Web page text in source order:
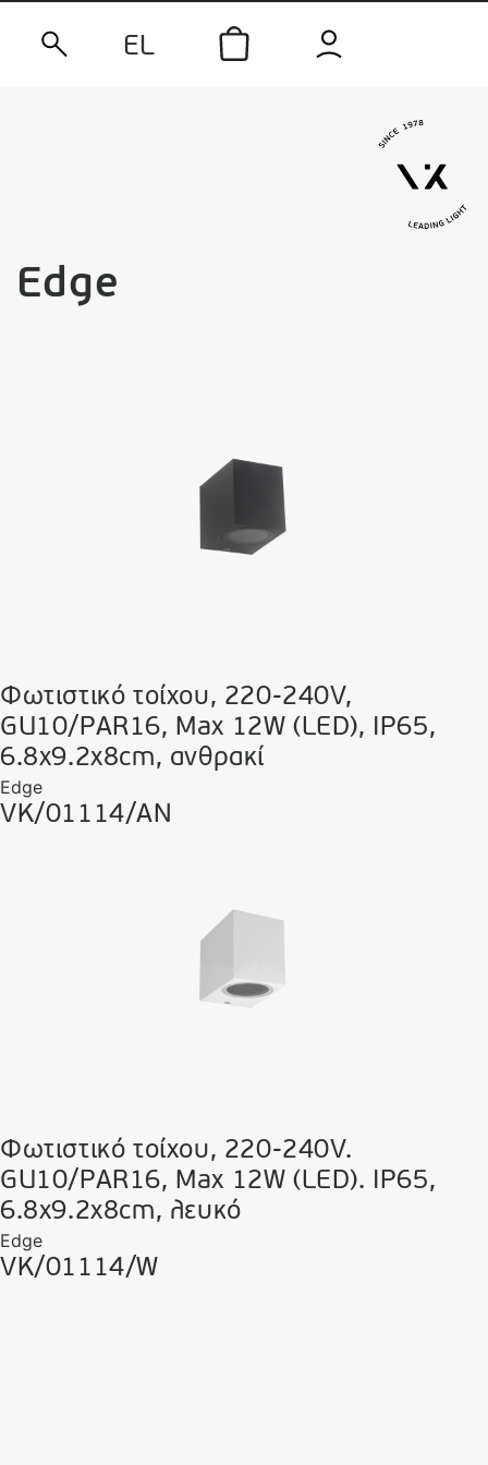
EL
Edge
Φωτιστικό τοίχου, 220-240V,
GU10/PAR16, Max 12W (LED), IP65,
6.8x9.2x8cm, ανθρακί
Edge
VK/01114/AN
Φωτιστικό τοίχου, 220-240V.
GU10/PAR16, Max 12W (LED). IP65,
6.8x9.2x8cm, λευκό
Edge
VK/01114/W